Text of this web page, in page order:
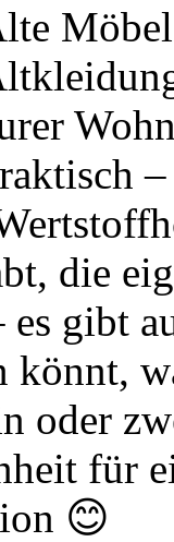
die
gibt
könnt,
oder
für
😊